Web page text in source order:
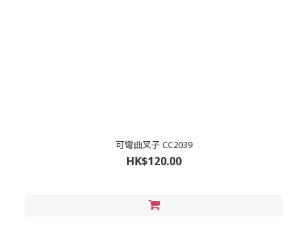
可彎曲叉子 CC2039
HK$120.00